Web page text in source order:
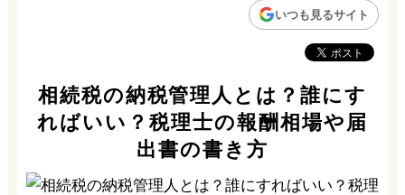
いつも見るサイト
相続税の納税管理人とは？誰にす
ればいい？税理士の報酬相場や届
出書の書き方